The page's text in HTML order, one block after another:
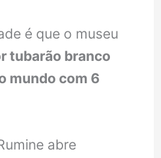
é que o museu
tubarão branco
mundo com 6
abre